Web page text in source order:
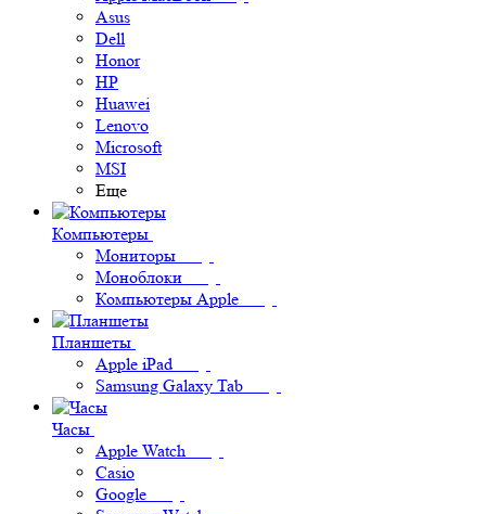
Asus
Dell
Honor
HP
Huawei
Lenovo
Microsoft
MSI
Еще
Компьютеры
Мониторы
Моноблоки
Компьютеры Apple
Планшеты
Apple iPad
Samsung Galaxy Tab
Часы
Apple Watch
Casio
Google